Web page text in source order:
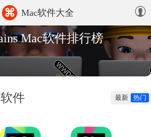
⌘ Mac软件大全
Mac软件排行榜
件 最新 热门